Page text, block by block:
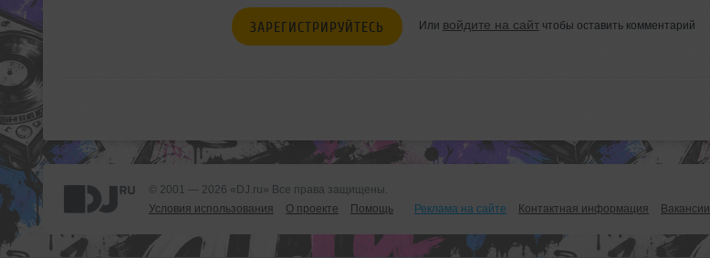
ЗАРЕГИСТРИРУЙТЕСЬ Или войдите на сайтчтобы оставить комментарий
© 2001 — 2026 «DJ.ru» Все права защищены.
Условия использования
О проекте Помощь Реклама на сайте Контактная информация Вакансии